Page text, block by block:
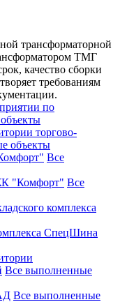
трансформаторной
ТМГ
качество сборки
требованиям
по
торгово-
объекты
Все
"Комфорт" Все
комплекса
СпецШина
Все выполненные
Все выполненные